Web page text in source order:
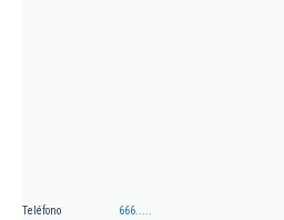
Teléfono 666.....